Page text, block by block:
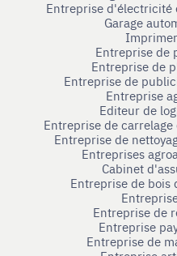
Entreprise d'électricité
Garage
Entreprise de
Entreprise de
Entreprise de
Entreprise
Editeur de
Entreprise de
Entreprise de
Entreprises
Cabinet
Entreprise de bois
Entreprise de
Entreprise
Entreprise de